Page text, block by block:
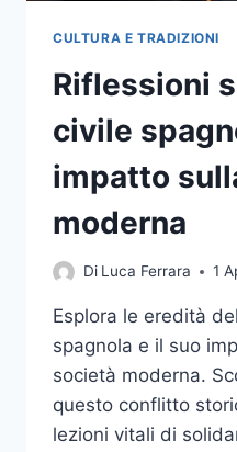
CULTURA E TRADIZIONI
Riflessioni
civile
impatto
moderna
Di Luca Ferrara 1
Esplora le eredità
spagnola e il suo
società moderna.
questo conflitto
lezioni vitali di